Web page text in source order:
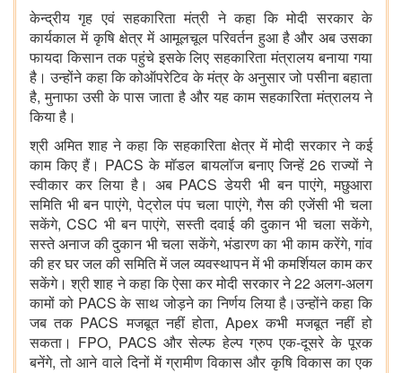
केन्द्रीय गृह एवं सहकारिता मंत्री ने कहा कि मोदी सरकार के
कार्यकाल में कृषि क्षेत्र में आमूलचूल परिवर्तन हुआ है और अब उसका
फायदा किसान तक पहुंचे इसके लिए सहकारिता मंत्रालय बनाया गया
है। उन्होंने कहा कि कोऑपरेटिव के मंत्र के अनुसार जो पसीना बहाता
है, मुनाफा उसी के पास जाता है और यह काम सहकारिता मंत्रालय ने
किया है।
श्री अमित शाह ने कहा कि सहकारिता क्षेत्र में मोदी सरकार ने कई
काम किए हैं। PACS के मॉडल बायलॉज बनाए जिन्हें 26 राज्यों ने
स्वीकार कर लिया है। अब PACS डेयरी भी बन पाएंगे, मछुआरा
समिति भी बन पाएंगे, पेट्रोल पंप चला पाएंगे, गैस की एजेंसी भी चला
सकेंगे, CSC भी बन पाएंगे, सस्ती दवाई की दुकान भी चला सकेंगे,
सस्ते अनाज की दुकान भी चला सकेंगे, भंडारण का भी काम करेंगे, गांव
की हर घर जल की समिति में जल व्यवस्थापन में भी कमर्शियल काम कर
सकेंगे। श्री शाह ने कहा कि ऐसा कर मोदी सरकार ने 22 अलग-अलग
कामों को PACS के साथ जोड़ने का निर्णय लिया है।उन्होंने कहा कि
जब तक PACS मजबूत नहीं होता, Apex कभी मजबूत नहीं हो
सकता। FPO, PACS और सेल्फ हेल्प ग्रुप एक-दूसरे के पूरक
बनेंगे, तो आने वाले दिनों में ग्रामीण विकास और कृषि विकास का एक